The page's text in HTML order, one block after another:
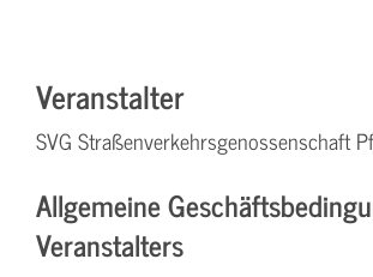
Veranstalter
SVG Straßenverkehrsgenossenschaft
Allgemeine
Veranstalters